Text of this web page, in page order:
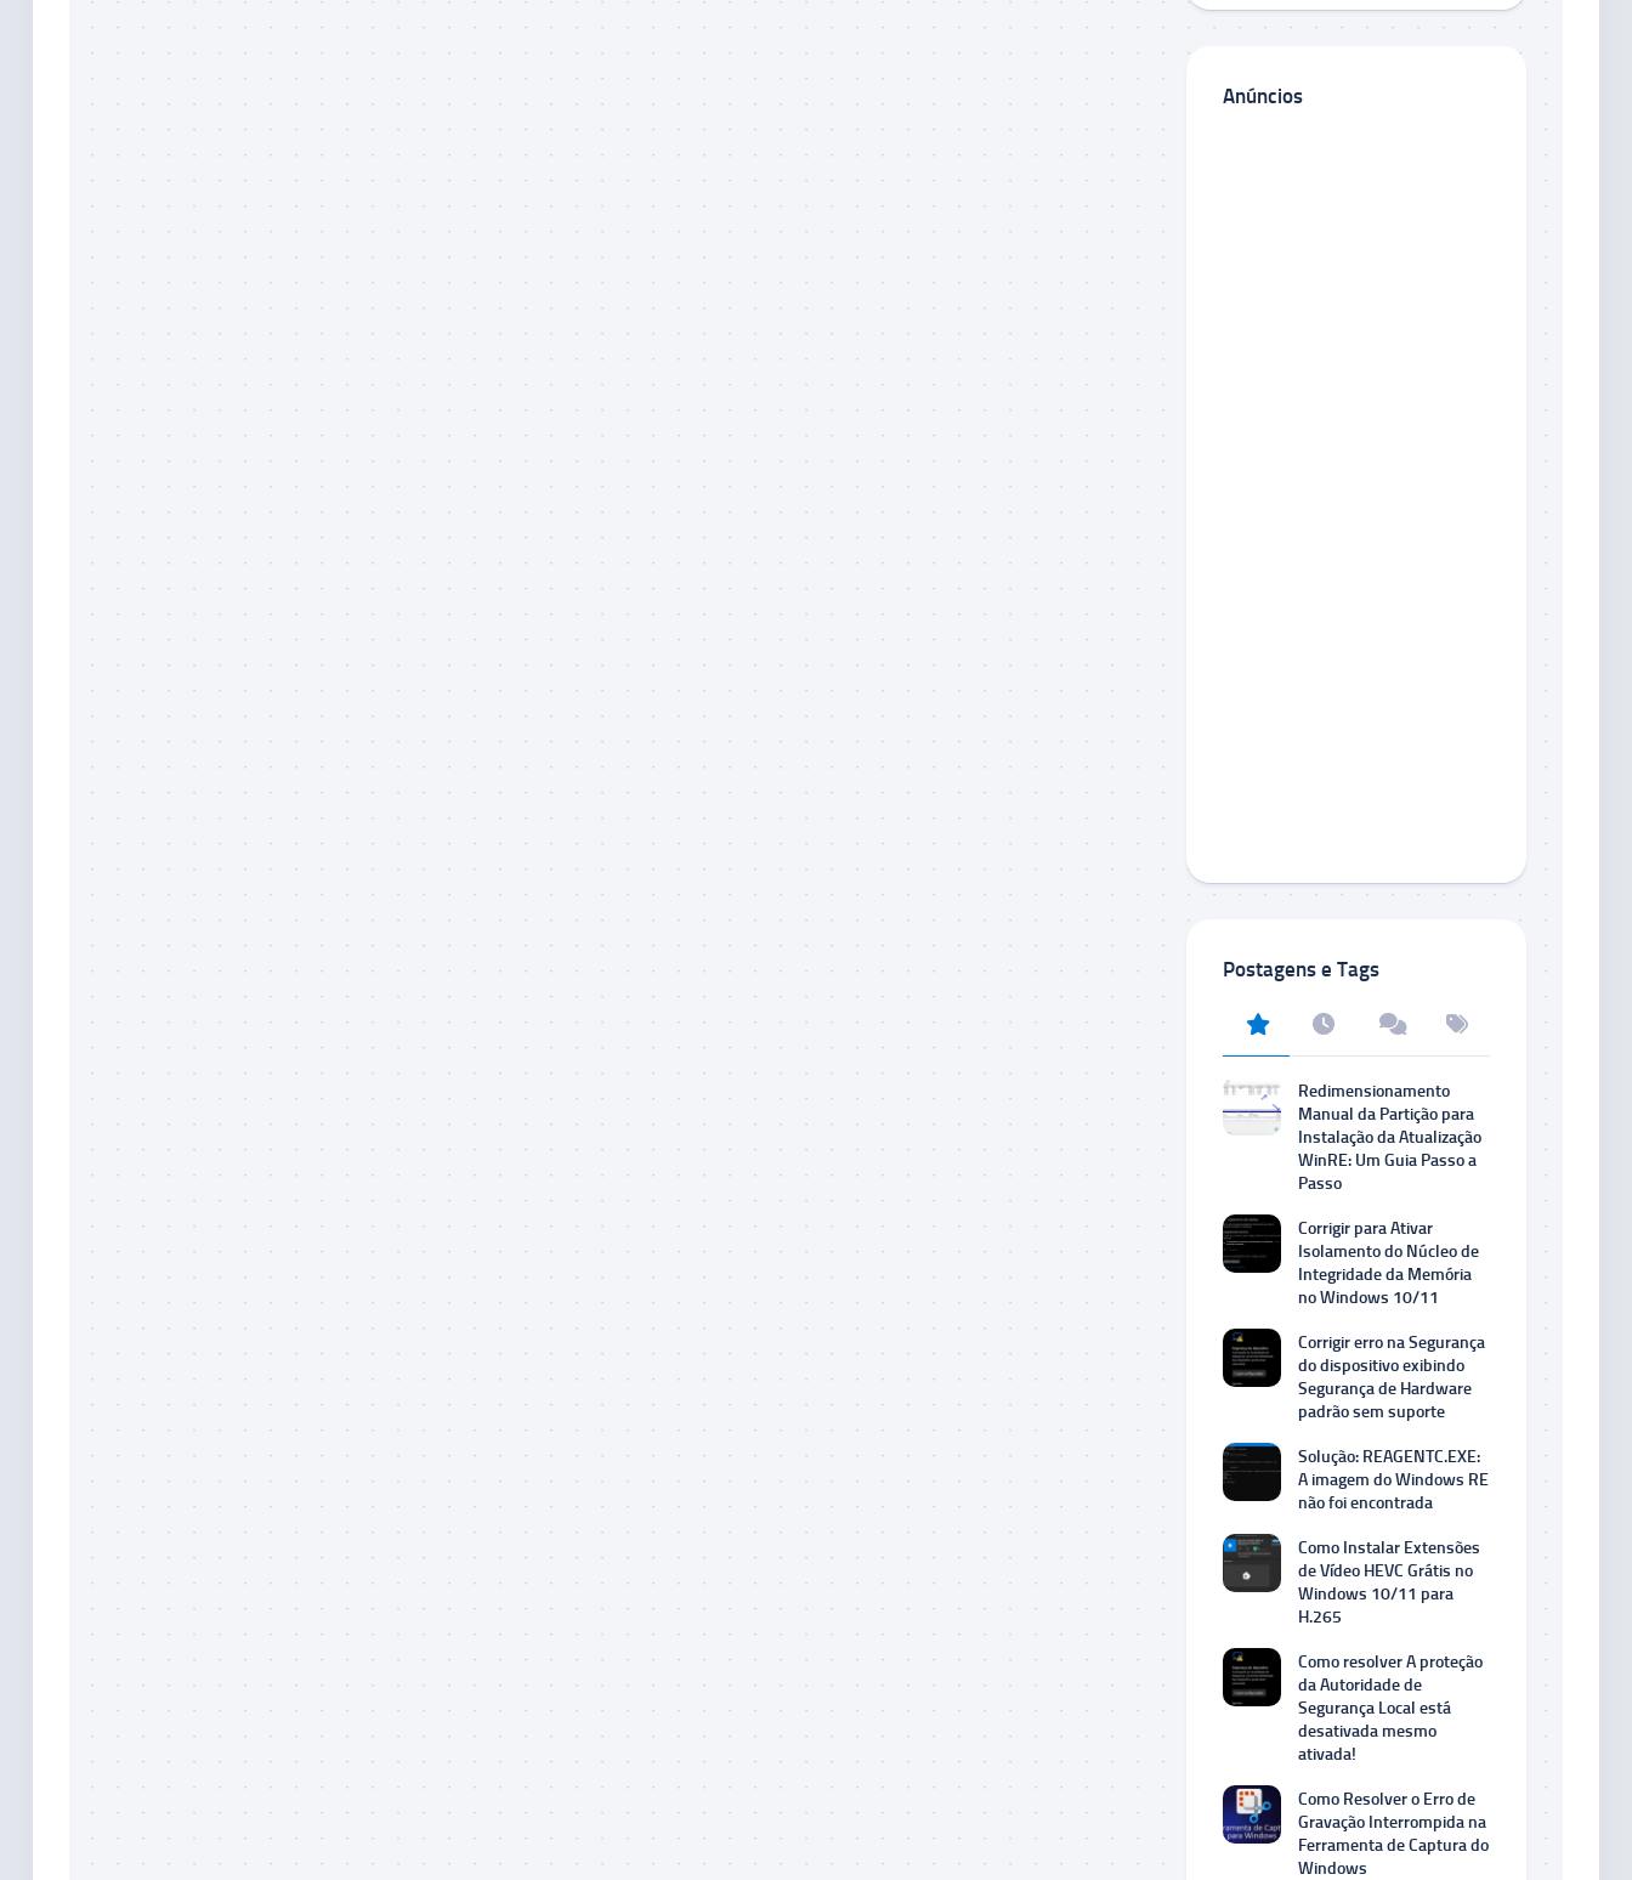
Anúncios
Postagens e Tags
Redimensionamento
Manual da Partição para
Instalação da Atualização
WinRE: Um Guia Passo a
Passo
Corrigir para Ativar
Isolamento do Núcleo de
Integridade da Memória
no Windows 10/11
Corrigir erro na Segurança
do dispositivo exibindo
Segurança de Hardware
padrão sem suporte
Solução: REAGENTC.EXE:
A imagem do Windows RE
não foi encontrada
Como Instalar Extensões
de Vídeo HEVC Grátis no
Windows 10/11 para
H.265
Como resolver A proteção
da Autoridade de
Segurança Local está
desativada mesmo
ativada!
Como Resolver o Erro de
Gravação Interrompida na
Ferramenta de Captura do
Windows